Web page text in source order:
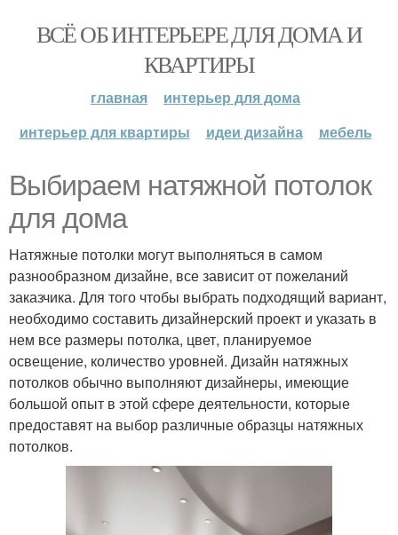
ВСЁ ОБ ИНТЕРЬЕРЕ ДЛЯ ДОМА И
КВАРТИРЫ
главная
интерьер для дома
интерьер для квартиры
идеи дизайна мебель
Выбираем натяжной потолок
для дома
Натяжные потолки могут выполняться в самом
разнообразном дизайне, все зависит от пожеланий
заказчика. Для того чтобы выбрать подходящий вариант,
необходимо составить дизайнерский проект и указать в
нем все размеры потолка, цвет, планируемое
освещение, количество уровней. Дизайн натяжных
потолков обычно выполняют дизайнеры, имеющие
большой опыт в этой сфере деятельности, которые
предоставят на выбор различные образцы натяжных
потолков.